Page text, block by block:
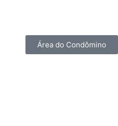
Área do Condômino